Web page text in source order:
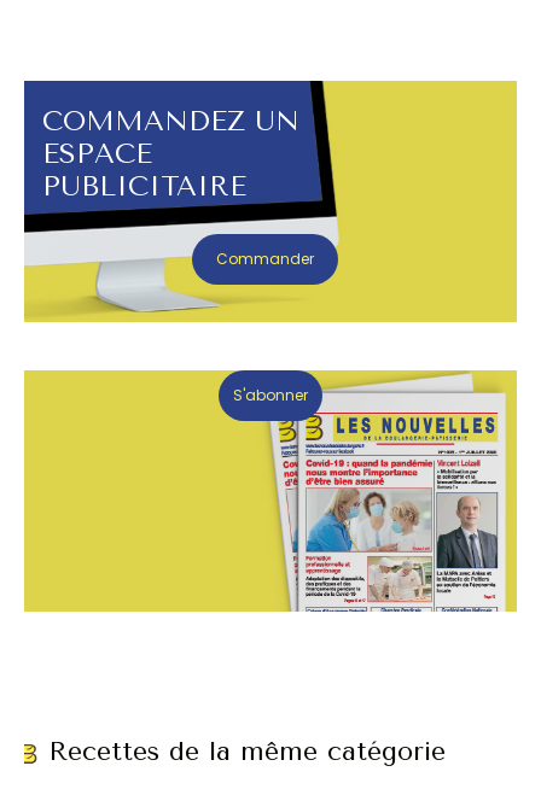
COMMANDEZ UN
ESPACE
PUBLICITAIRE
Commander
S'abonner
Recettes de la même catégorie